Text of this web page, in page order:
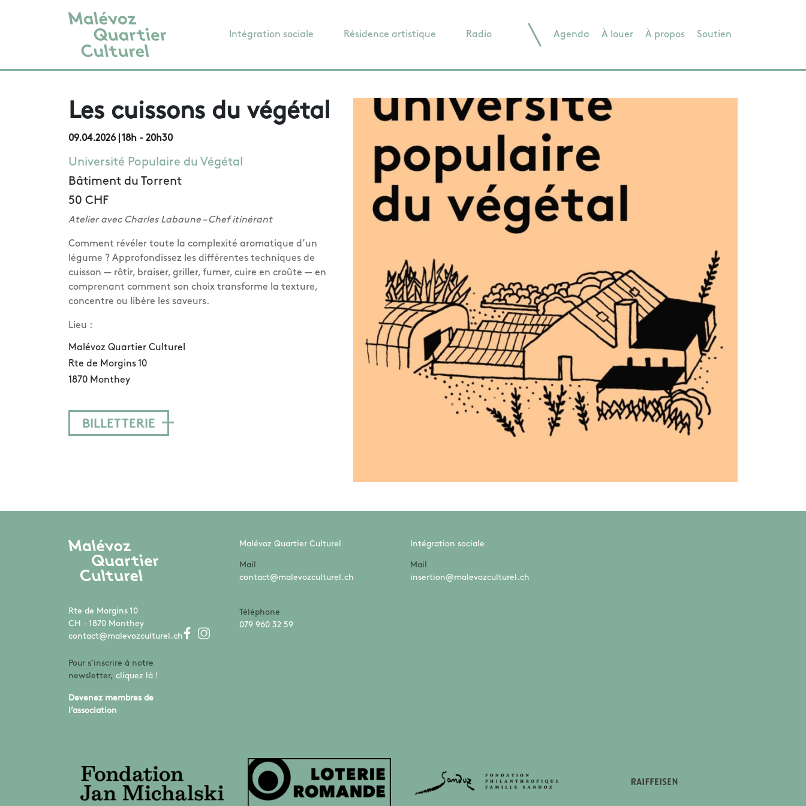
Intégration sociale Résidence artistique Radio Agenda À louer À propos Soutien
Les cuissons du végétal
09.04.2026 | 18h - 20h30
Université Populaire du Végétal
Bâtiment du Torrent
50 CHF
Atelier avec Charles Labaune – Chef itinérant
Comment révéler toute la complexité aromatique d’un
légume ? Approfondissez les diﬀérentes techniques de
cuisson — rôtir, braiser, griller, fumer, cuire en croûte — en
comprenant comment son choix transforme la texture,
concentre ou libère les saveurs.
Lieu :
Malévoz Quartier Culturel
Rte de Morgins 10
1870 Monthey
BILLETTERIE
Rte de Morgins 10
CH - 1870 Monthey
contact@malevozculturel.ch
Pour s’inscrire à notre
newsletter, cliquez là !
Devenez membres de
l’association
Malévoz Quartier Culturel
Mail
contact@malevozculturel.ch
Téléphone
079 960 32 59
Intégration sociale
Mail
insertion@malevozculturel.ch